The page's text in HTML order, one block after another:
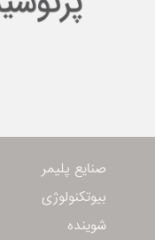
صنایع پلیمر
بیوتكنولوژی
شوینده